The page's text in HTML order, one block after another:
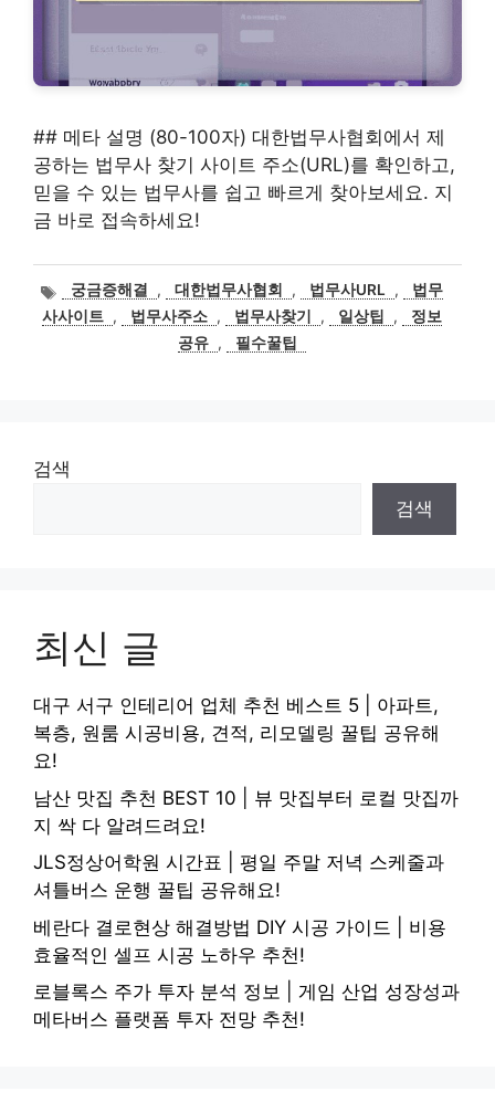
## 메타 설명 (80-100자) 대한법무사협회에서 제
공하는 법무사 찾기 사이트 주소(URL)를 확인하고,
믿을 수 있는 법무사를 쉽고 빠르게 찾아보세요. 지
금 바로 접속하세요!
태
그
궁금증해결 , 대한법무사협회 , 법무사URL ,
법무
사사이트 , 법무사주소 , 법무사찾기 , 일상팁 ,
정보
공유 , 필수꿀팁
검색
검색
최신 글
대구 서구 인테리어 업체 추천 베스트 5 | 아파트,
복층, 원룸 시공비용, 견적, 리모델링 꿀팁 공유해
요!
남산 맛집 추천 BEST 10 | 뷰 맛집부터 로컬 맛집까
지 싹 다 알려드려요!
JLS정상어학원 시간표 | 평일 주말 저녁 스케줄과
셔틀버스 운행 꿀팁 공유해요!
베란다 결로현상 해결방법 DIY 시공 가이드 | 비용
효율적인 셀프 시공 노하우 추천!
로블록스 주가 투자 분석 정보 | 게임 산업 성장성과
메타버스 플랫폼 투자 전망 추천!